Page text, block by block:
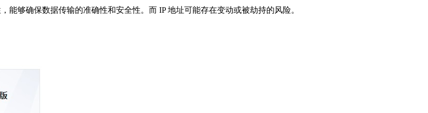
够确保数据传输的准确性和安全性。而 IP 地址可能存在变动或被劫持的风险。